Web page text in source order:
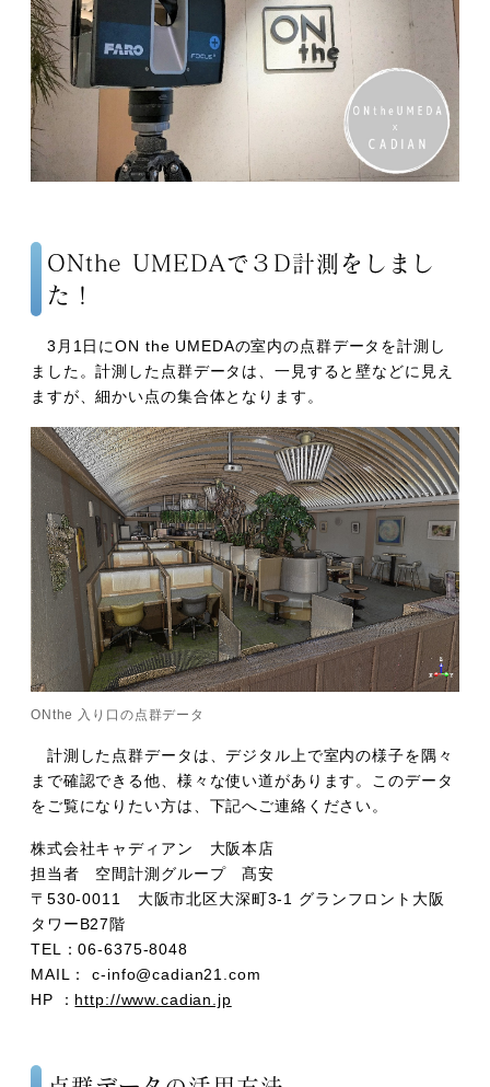
ONthe UMEDAで３D計測をしまし
た！
3月1日にON the UMEDAの室内の点群データを計測し
ました。計測した点群データは、一見すると壁などに見え
ますが、細かい点の集合体となります。
ONthe 入り口の点群データ
計測した点群データは、デジタル上で室内の様子を隅々
まで確認できる他、様々な使い道があります。このデータ
をご覧になりたい方は、下記へご連絡ください。
株式会社キャディアン 大阪本店
担当者 空間計測グループ 髙安
〒530-0011 大阪市北区大深町3-1 グランフロント大阪
タワーB27階
TEL：06-6375-8048
MAIL： c-info@cadian21.com
HP ： http://www.cadian.jp